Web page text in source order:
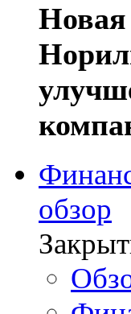
Новая
обзор